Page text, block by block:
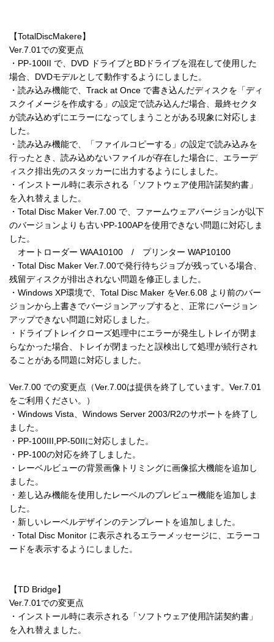
【TotalDiscMakere】
Ver.7.01での変更点
・PP-100II で、DVD ドライブとBDドライブを混在して使用した
場合、DVDモデルとして動作するようにしました。
・読み込み機能で、Track at Once で書き込んだディスクを「ディ
スクイメージを作成する」の設定で読み込んだ場合、最終セクタ
が読み込めずにエラーになってしまうことがある現象に対応しま
した。
・読み込み機能で、「ファイルコピーする」の設定で読み込みを
行ったとき、読み込めないファイルが存在した場合に、エラーデ
ィスク排出先のスタッカーに出力するようにしました。
・インストール時に表示される「ソフトウェア使用許諾契約書」
を入れ替えました。
・Total Disc Maker Ver.7.00 で、ファームウェアバージョンが以下
のバージョンよりも古いPP-100APを使用できない問題に対応しま
した。
オートローダー WAA10100　/　プリンター WAP10100
・Total Disc Maker Ver.7.00で発行待ちジョブが残っている場合、
残留ディスクが排出されない問題を修正しました。
・Windows XP環境で、Total Disc Maker をVer.6.08 より前のバー
ジョンから上書きでバージョンアップすると、正常にバージョン
アップできない問題に対応しました。
・ドライブトレイクローズ処理中にエラーが発生しトレイが閉ま
らなかった場合、トレイが閉まったと誤検出して処理が続行され
ることがある問題に対応しました。
Ver.7.00 での変更点（Ver.7.00は提供を終了しています。Ver.7.01
をご利用ください。）
・Windows Vista、Windows Server 2003/R2のサポートを終了し
ました。
・PP-100III,PP-50IIに対応しました。
・PP-100の対応を終了しました。
・レーベルビューの背景画像トリミングに画像拡大機能を追加し
ました。
・差し込み機能を使用したレーベルのプレビュー機能を追加しま
した。
・新しいレーベルデザインのテンプレートを追加しました。
・Total Disc Monitor に表示されるエラーメッセージに、エラーコ
ードを表示するようにしました。
【TD Bridge】
Ver.7.01での変更点
・インストール時に表示される「ソフトウェア使用許諾契約書」
を入れ替えました。